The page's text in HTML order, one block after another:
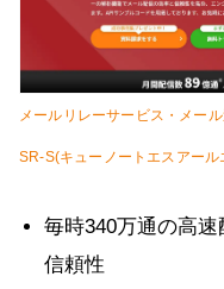
メールリレーサービス・メー
SR-S(キューノートエスアール
毎時340万通の高
信頼性